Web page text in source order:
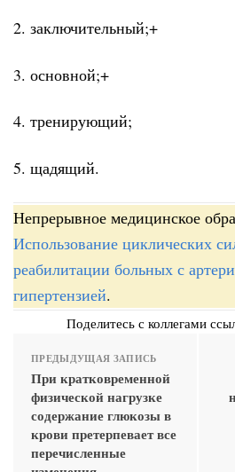
2. заключительный;+
3. основной;+
4. тренирующий;
5. щадящий.
Непрерывное медицинское
Использование циклических
реабилитации больных с
гипертензией.
Поделитесь с коллегами
ПРЕДЫДУЩАЯ ЗАПИСЬ
При кратковременной
физической нагрузке
содержание глюкозы в
крови претерпевает все
перечисленные